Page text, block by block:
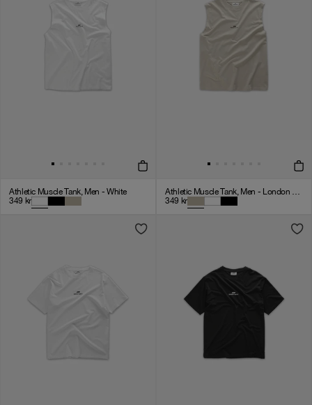
Athletic Muscle Tank, Men - White
349 kr
Athletic Muscle Tank, Men - London Fog
349 kr